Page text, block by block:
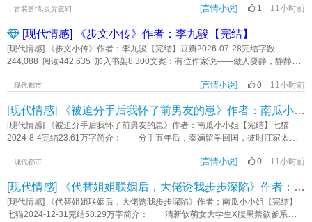
文 一句话简介：成为嫂子之后的第一件事就是忘本 立意：爱是生活的解
药《绑定嫂子系统出道后》作者：吞没
日子到了。《冤家路窄爱上你》作者：红尘轻舞
赚灵石，炼制阵盘卖了赚灵石，有了灵石，还愁不能快速提升修为吗？ 至于青璇
流，无系统，无空间】（本文已经确定无cp.）《破天女仙》作者：红尘轻舞
古装言情,灵异玄幻 [言情小说] 1 11小时前
[现代情感] 《步文小传》作者：李九骏【完结】
[现代情感] 《步文小传》作者：李九骏【完结】豆瓣2026-07-28完结字数
244,088 阅读442,635 加入书架8,300文案：有位作家说——做人要静，静静地
是个美人她遇上了谢约——这个人没有优点只有特点他的特点是有钱以及战斗力
文小传》作者：李九骏
现代都市 [言情小说] 0 11小时前
[现代情感] 《被迫分手后我怀了前男友的崽》作者：南瓜小小姐【完结】
[现代情感] 《被迫分手后我怀了前男友的崽》作者：南瓜小小姐【完结】七猫
2024-8-4完结23.61万字简介： 分手五年后，秦婳留学回国，彼时江家太子
站在一起，说了一句“恶心”。 后来太子爷伤心买醉，昏暗的走廊上，恶狠狠地
儿都会打酱油了。” 江家太子爷疯了，在机场拦截住抱着小粉团准备再次逃走
的秦婳，低声哽咽，“别走，不就是他的孩子吗，我要还不行？” 标签：破镜重
圆 HE 1V1 虐恋 甜宠 豪门总裁 都市 现代言情《被迫分手后我怀了前男友的崽》
现代都市 [言情小说] 0 11小时前
[现代情感] 《代替姐姐联姻后，大佬诱我步步深陷》作者：南瓜小小姐【完结】
[现代情感] 《代替姐姐联姻后，大佬诱我步步深陷》作者：南瓜小小姐【完结】
七猫2024-12-31完结58.29万字简介： 清新软萌女大学生X腹黑禁欲爹系大